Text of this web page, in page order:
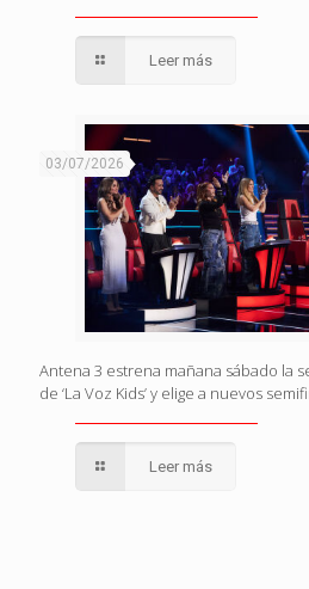
Leer más
03/07/2026
Antena 3 estrena mañana sábado la
de ‘La Voz Kids’ y elige a nuevos
Leer más